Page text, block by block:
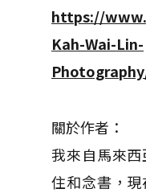
https://
Kah-Wai-Lin-
關於作者：
我來自馬來
住和念書，